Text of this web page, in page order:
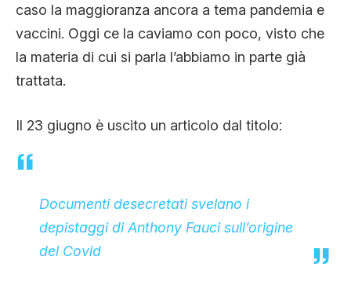
CHI SIAMO
caso la maggioranza ancora a tema pandemia e
vaccini. Oggi ce la caviamo con poco, visto che
la materia di cui si parla l’abbiamo in parte già
trattata.
Il 23 giugno è uscito un articolo dal titolo:
Documenti desecretati svelano i
depistaggi di Anthony Fauci sull’origine
del Covid